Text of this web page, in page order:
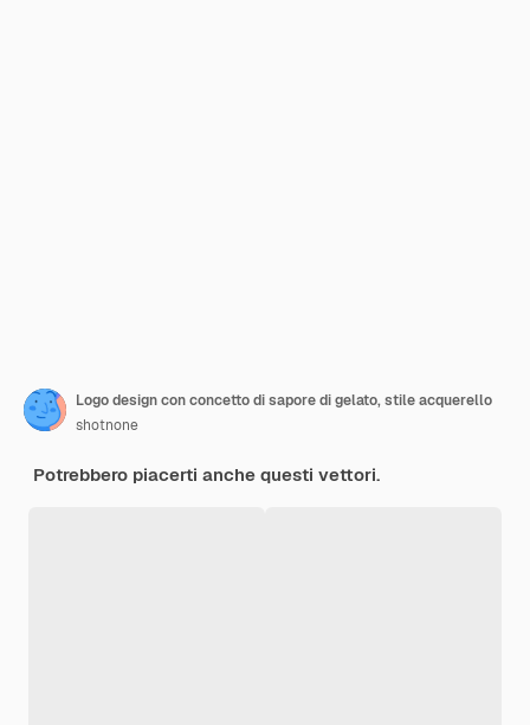
Logo design con concetto di sapore di gelato, stile acquerello
shotnone
Potrebbero piacerti anche questi vettori.